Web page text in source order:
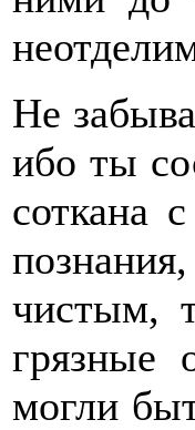
Не
ибо ты
соткана
чистым,
грязные
могли